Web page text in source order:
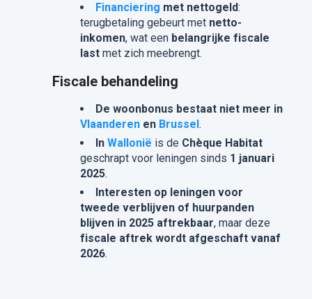
Financiering met nettogeld:
terugbetaling gebeurt met netto-
inkomen, wat een belangrijke fiscale
lastmet zich meebrengt.
Fiscale behandeling
De woonbonus bestaat niet meer in
Vlaanderenen Brussel.
In Wallonië is de Chèque Habitat
geschrapt voor leningen sinds 1 januari
2025.
Interesten op leningen voor
tweede verblijven of huurpanden
blijven in 2025 aftrekbaar, maar deze
fiscale aftrek wordt afgeschaft vanaf
2026.